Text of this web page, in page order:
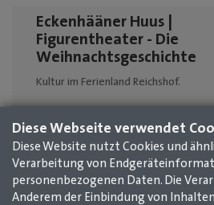
Diese Webseite verwendet
Diese Website nutzt Cookies und
Verarbeitung von
personenbezogenen Daten. Die
Anderem der Einbindung von
Eckenhääner Huus |
Figurentheater - Die
Weihnachtsgeschichte
Kultur im Ferienland Reichshof.
MEHR ERFAHREN
1 2 3 4 5 6 7
12
13 14 15 16